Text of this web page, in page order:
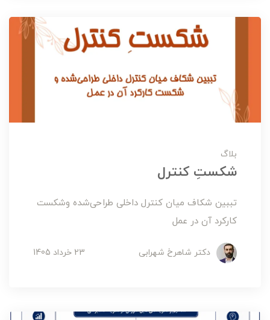
بلاگ
شکستِ کنترل
تببين شکاف ميان کنترل داخلی طراحی‌شده وشکست
کارکرد آن در عمل
دکتر شاهرخ شهرابی 23 خرداد 1405